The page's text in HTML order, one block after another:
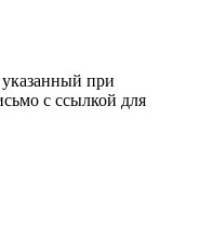
при
с ссылкой для